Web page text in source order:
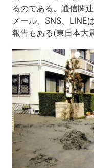
るのである。通信関
メール、SNS、LINE
報告もある(東日本大